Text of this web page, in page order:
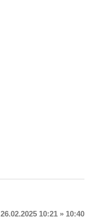
26.02.2025 10:21 » 10:40